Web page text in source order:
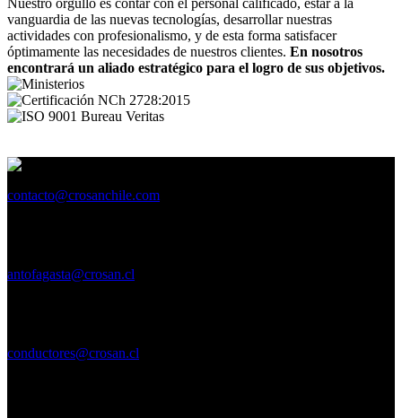
vanguardia de las nuevas tecnologías, desarrollar nuestras
actividades con profesionalismo, y de esta forma satisfacer
óptimamente las necesidades de nuestros clientes. En nosotros
encontrará un aliado estratégico para el logro de sus objetivos.
contacto@crosanchile.com
antofagasta@crosan.cl
conductores@crosan.cl